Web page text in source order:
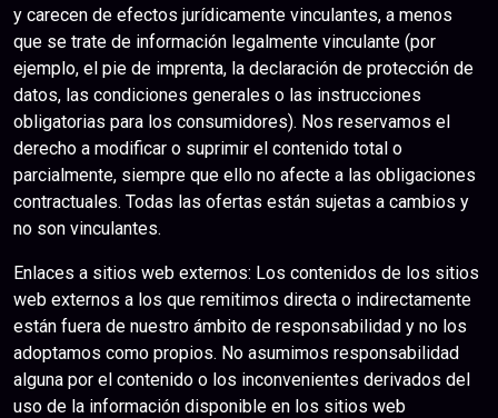
y carecen de efectos jurídicamente vinculantes, a menos
que se trate de información legalmente vinculante (por
ejemplo, el pie de imprenta, la declaración de protección de
datos, las condiciones generales o las instrucciones
obligatorias para los consumidores). Nos reservamos el
derecho a modificar o suprimir el contenido total o
parcialmente, siempre que ello no afecte a las obligaciones
contractuales. Todas las ofertas están sujetas a cambios y
no son vinculantes.
Enlaces a sitios web externos: Los contenidos de los sitios
web externos a los que remitimos directa o indirectamente
están fuera de nuestro ámbito de responsabilidad y no los
adoptamos como propios. No asumimos responsabilidad
alguna por el contenido o los inconvenientes derivados del
uso de la información disponible en los sitios web